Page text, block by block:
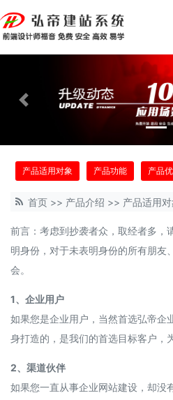
Previous
产品适用对象 产品功能 产品
首页 >> 产品介绍 >> 产品适用对
前言：考虑到抄袭者众，取经者多，
明身份，对于未表明身份的所有朋友
会。
1、企业用户
如果您是企业用户，当然首选弘帝企
身打造的，是我们的首选目标客户，
2、渠道伙伴
如果您一直从事企业网站建设，却没